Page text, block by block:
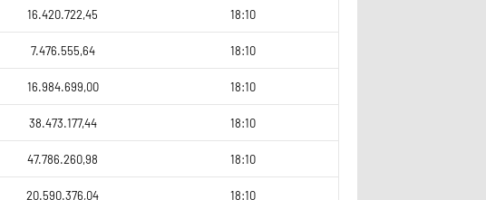
16.420.722,45 18:10
7.476.555,64 18:10
16.984.699,00 18:10
38.473.177,44 18:10
47.786.260,98 18:10
20.590.376,04 18:10